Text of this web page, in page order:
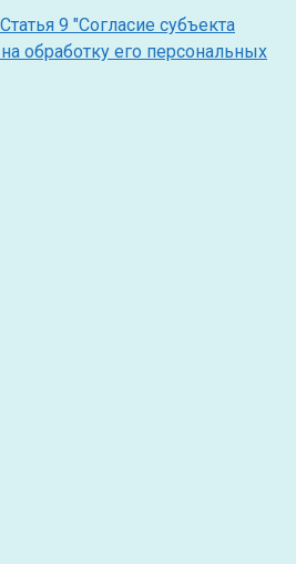
9 "Согласие субъекта
обработку его персональных